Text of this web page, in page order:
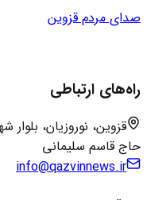
صدای مردم قزوین
راه‌های ارتباطی
قزوین، نوروزیان،
حاج قاسم سلیمانی
info@qazvinnews.ir